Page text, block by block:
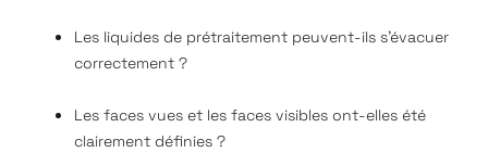
Les liquides de prétraitement peuvent-ils s'évacuer
correctement ?
Les faces vues et les faces visibles ont-elles été
clairement définies ?